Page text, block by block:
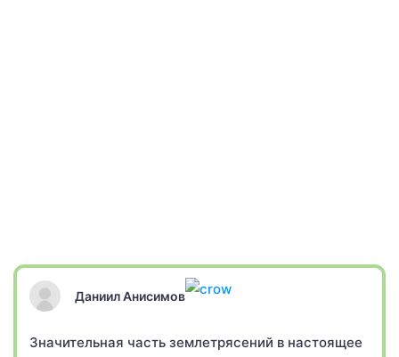
Даниил Анисимов
Значительная часть землетрясений в настоящее